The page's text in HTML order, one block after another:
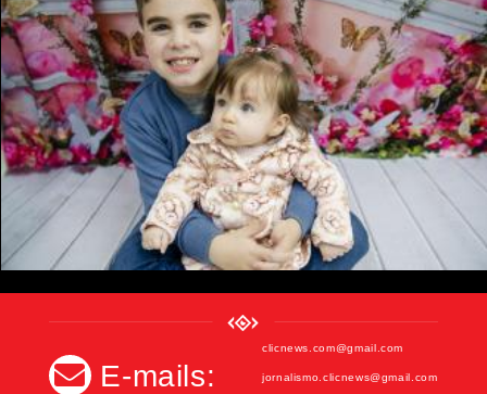
E-mails:
clicnews.com@gmail.com
jornalismo.clicnews@gmail.com